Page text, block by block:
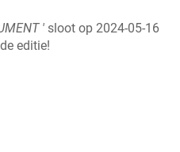
' sloot op 2024-05-16
editie!